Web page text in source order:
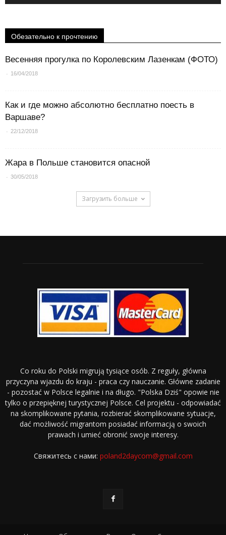
Обезательно к прочтению
Весенняя прогулка по Королевским Лазенкам (ФОТО)
- 16/04/2018
Как и где можно абсолютно бесплатно поесть в
Варшаве?
- 22/12/2018
Жара в Польше становится опасной
- 30/05/2018
Загрузить больше
Co roku do Polski migrują tysiące osób. Z reguły, główna
przyczyna wjazdu do kraju - praca czy nauczanie. Główne zadanie
- pozostać w Polsce legalnie i na długo. "Polska Dziś" opowie nie
tylko o przepięknej turystycznej Polsce. Cel projektu - odpowiadać
na skomplikowane pytania, rozbierać skomplikowane sytuacje,
dać możliwość migrantom posiadać informacją o swoich
prawach i umieć obronić swoje interesy.
Свяжитесь с нами: poland2daycom@gmail.com